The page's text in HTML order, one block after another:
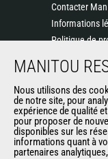
Contacter
Informations
Politique de
Actualités
Historique
CGV Manitou
AUTRES SITES
MANITOU
Nous utilisons des
de notre site, pour
expérience de qualité
pour proposer de
disponibles sur les
informations quant à
partenaires